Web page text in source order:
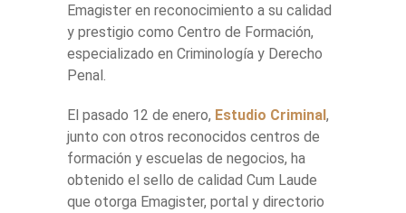
Emagister en reconocimiento a su calidad
y prestigio como Centro de Formación,
especializado en Criminología y Derecho
Penal.
El pasado 12 de enero, Estudio Criminal,
junto con otros reconocidos centros de
formación y escuelas de negocios, ha
obtenido el sello de calidad Cum Laude
que otorga Emagister, portal y directorio